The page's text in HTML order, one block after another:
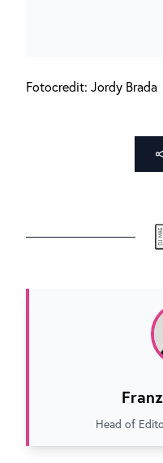
Fotocredit: Jordy Brada
Head of